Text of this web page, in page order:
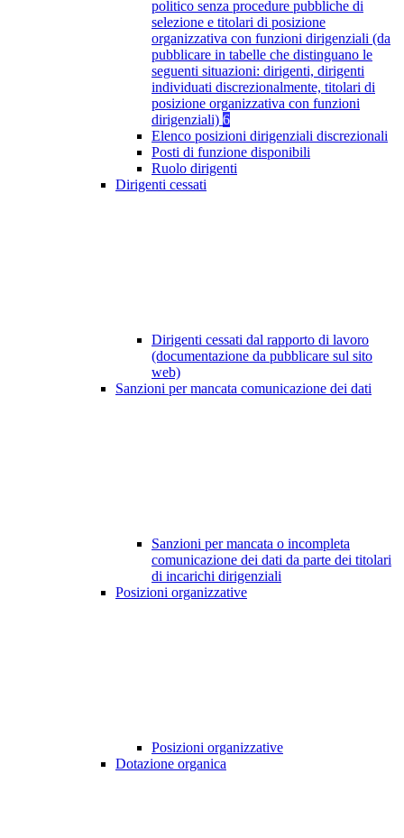
politico senza procedure pubbliche di
selezione e titolari di posizione
organizzativa con funzioni dirigenziali (da
pubblicare in tabelle che distinguano le
seguenti situazioni: dirigenti, dirigenti
individuati discrezionalmente, titolari di
posizione organizzativa con funzioni
dirigenziali) 6
Elenco posizioni dirigenziali discrezionali
Posti di funzione disponibili
Ruolo dirigenti
Dirigenti cessati
Dirigenti cessati dal rapporto di lavoro
(documentazione da pubblicare sul sito
web)
Sanzioni per mancata comunicazione dei dati
Sanzioni per mancata o incompleta
comunicazione dei dati da parte dei titolari
di incarichi dirigenziali
Posizioni organizzative
Posizioni organizzative
Dotazione organica